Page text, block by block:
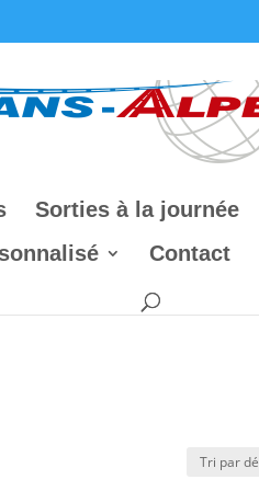
Sorties à la journée
Contact